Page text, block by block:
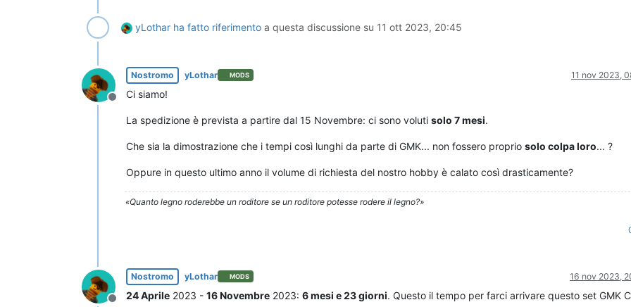
yLothar ha fatto riferimento a questa discussione su 11 ott 2023, 20:45
Non in linea
Nostromo yLothar MODS 11 nov 2023,
Ci siamo!
La spedizione è prevista a partire dal 15 Novembre: ci sono voluti solo 7 mesi.
Che sia la dimostrazione che i tempi così lunghi da parte di GMK... non fossero proprio solo colpa loro... ?
Oppure in questo ultimo anno il volume di richiesta del nostro hobby è calato così drasticamente?
«Quanto legno roderebbe un roditore se un roditore potesse rodere il legno?»
Nostromo yLothar MODS 16 nov 2023,
24 Aprile 2023 - 16 Novembre 2023: 6 mesi e 23 giorni. Questo il tempo per farci arrivare questo set GMK